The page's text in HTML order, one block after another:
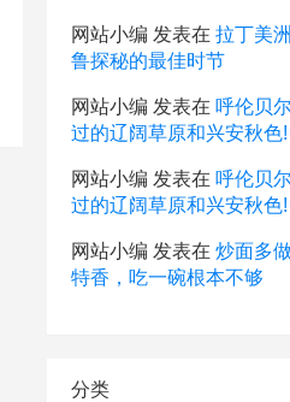
网站小编 发表在 拉丁美
鲁探秘的最佳时节
网站小编 发表在 呼伦贝
过的辽阔草原和兴安秋色!
网站小编 发表在 呼伦贝
过的辽阔草原和兴安秋色!
网站小编 发表在 炒面多
特香，吃一碗根本不够
分类